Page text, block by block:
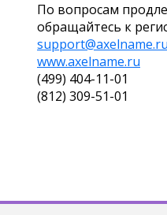
По вопросам
обращайтесь к
support@axelname.ru
www.axelname.ru
(499) 404-11-01
(812) 309-51-01